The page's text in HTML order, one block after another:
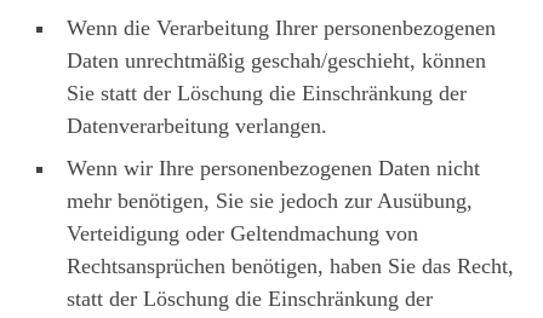
Wenn die Verarbeitung Ihrer personenbezogenen
Daten unrechtmäßig geschah/geschieht, können
Sie statt der Löschung die Einschränkung der
Datenverarbeitung verlangen.
Wenn wir Ihre personenbezogenen Daten nicht
mehr benötigen, Sie sie jedoch zur Ausübung,
Verteidigung oder Geltendmachung von
Rechtsansprüchen benötigen, haben Sie das Recht,
statt der Löschung die Einschränkung der